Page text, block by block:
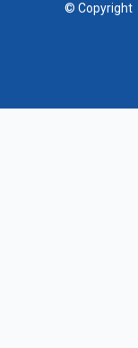
© Copyright